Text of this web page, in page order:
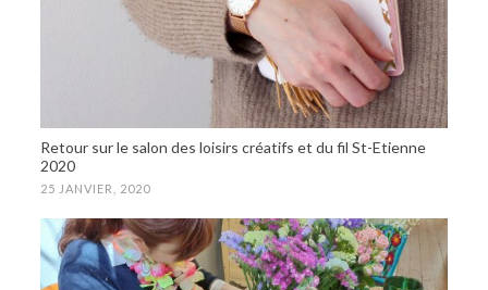
Retour sur le salon des loisirs créatifs et du fil St-Etienne
2020
25 JANVIER, 2020